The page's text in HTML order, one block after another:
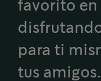
favorito en
para ti
tus amigos.